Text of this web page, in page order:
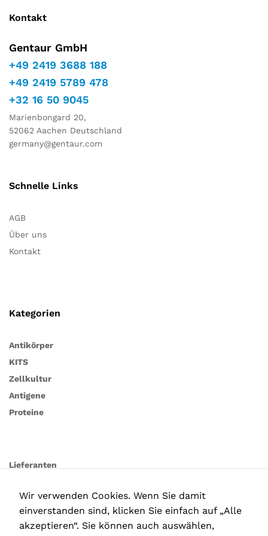
Kontakt
Gentaur GmbH
+49 2419 3688 188
+49 2419 5789 478
+32 16 50 9045
Marienbongard 20,
52062 Aachen Deutschland
germany@gentaur.com
Schnelle Links
AGB
Über uns
Kontakt
Kategorien
Antikörper
KITS
Zellkultur
Antigene
Proteine
Lieferanten
Wir verwenden Cookies. Wenn Sie damit
einverstanden sind, klicken Sie einfach auf „Alle
akzeptieren“. Sie können auch auswählen,